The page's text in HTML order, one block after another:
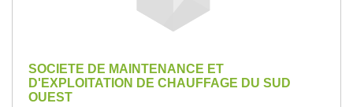
SOCIETE DE MAINTENANCE ET
D'EXPLOITATION DE CHAUFFAGE DU SUD
OUEST